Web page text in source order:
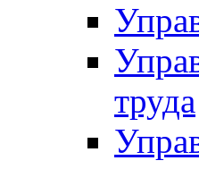
труда